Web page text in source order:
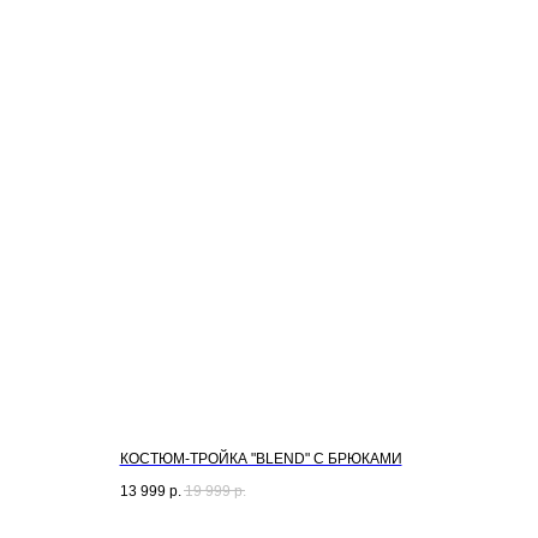
КОСТЮМ-ТРОЙКА "BLEND" С БРЮКАМИ
13 999 р. 19 999 р.